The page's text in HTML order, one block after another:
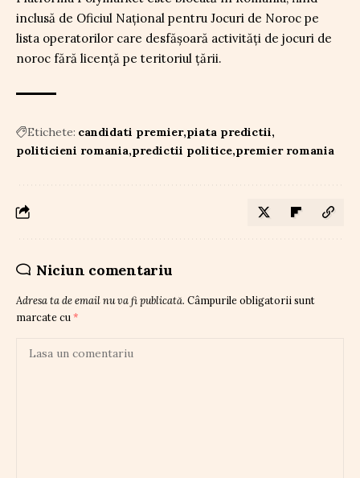
inclusă de Oficiul Național pentru Jocuri de Noroc pe
lista operatorilor care desfășoară activități de jocuri de
noroc fără licență pe teritoriul țării.
Etichete: candidati premier piata predictii
politicieni romania predictii politice premier romania
Niciun comentariu
Adresa ta de email nu va fi publicată. Câmpurile obligatorii sunt
marcate cu *